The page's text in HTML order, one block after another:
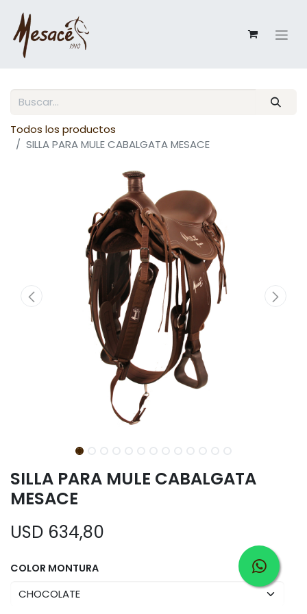
Todos los productos
SILLA PARA MULE CABALGATA MESACE
SILLA PARA MULE CABALGATA
MESACE
USD 634,80
COLOR MONTURA